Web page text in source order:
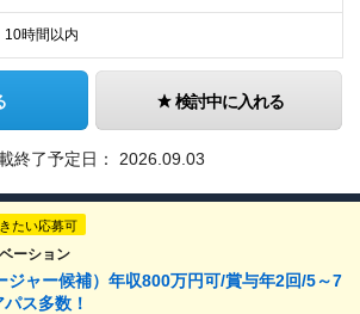
10時間以内
検討中に入れる
終了予定日： 2026.09.03
たい応募可
ーション
ジャー候補）年収800万円可/賞与年2回/5～7
ス多数！